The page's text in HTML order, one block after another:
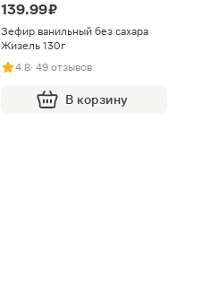
139.99 ₽
Зефир ванильный без сахара
Жизель 130г
4.8· 49 отзывов
В корзину